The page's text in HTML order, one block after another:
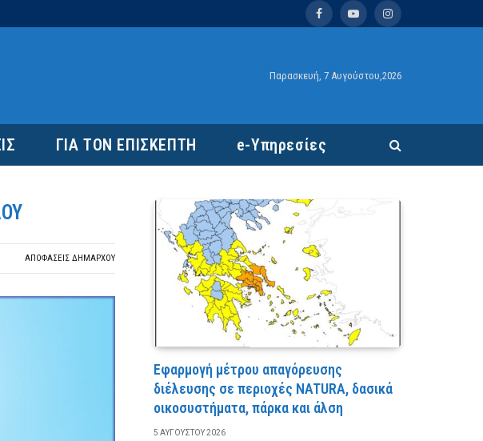
FacebookYouTubeInstagram
Παρασκευή, 7 Αυγούστου,2026
ΓΙΑ ΤΟΝ ΕΠΙΣΚΕΠΤΗ e-Υπηρεσίες
ΑΠΟΦΆΣΕΙΣ ΔΗΜΆΡΧΟΥ
Εφαρμογή μέτρου απαγόρευσης
διέλευσης σε περιοχές NATURA, δασικά
οικοσυστήματα, πάρκα και άλση
5 ΑΥΓΟΎΣΤΟΥ 2026